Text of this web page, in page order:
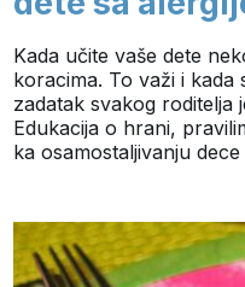
Kada učite vaše dete
koracima. To važi i kada
zadatak svakog roditelja
Edukacija o hrani,
ka osamostaljivanju